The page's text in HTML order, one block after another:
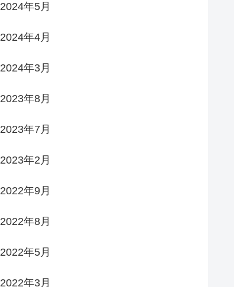
2024年5月
2024年4月
2024年3月
2023年8月
2023年7月
2023年2月
2022年9月
2022年8月
2022年5月
2022年3月